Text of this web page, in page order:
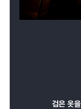
검은 옷